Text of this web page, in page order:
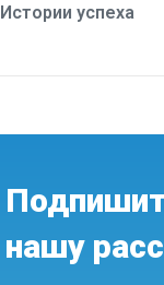
Истории успеха
нашу